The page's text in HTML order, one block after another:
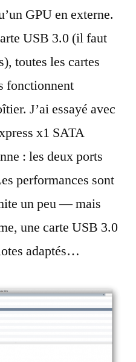
GPU en externe.
USB 3.0 (il faut
toutes les cartes
fonctionnent
J’ai essayé avec
x1 SATA
: les deux ports
performances sont
un peu — mais
une carte USB 3.0
adaptés…